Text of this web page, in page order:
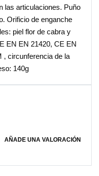
las articulaciones. Puño
Orificio de enganche
piel flor de cabra y
EN EN 21420, CE EN
, circunferencia de la
140g
AÑADE UNA VALORACIÓN